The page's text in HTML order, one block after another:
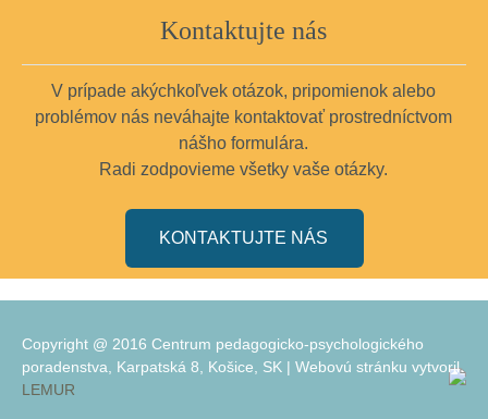
Kontaktujte nás
V prípade akýchkoľvek otázok, pripomienok alebo
problémov nás neváhajte kontaktovať prostredníctvom
nášho formulára.
Radi zodpovieme všetky vaše otázky.
KONTAKTUJTE NÁS
Copyright @ 2016 Centrum pedagogicko-psychologického
poradenstva, Karpatská 8, Košice, SK | Webovú stránku vytvoril
LEMUR